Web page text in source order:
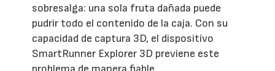
sobresalga: una sola fruta dañada puede
pudrir todo el contenido de la caja. Con su
capacidad de captura 3D, el dispositivo
SmartRunner Explorer 3D previene este